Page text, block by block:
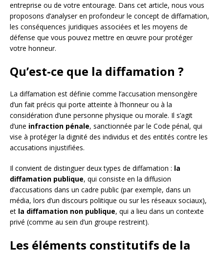
entreprise ou de votre entourage. Dans cet article, nous vous
proposons d’analyser en profondeur le concept de diffamation,
les conséquences juridiques associées et les moyens de
défense que vous pouvez mettre en œuvre pour protéger
votre honneur.
Qu’est-ce que la diffamation ?
La diffamation est définie comme l’accusation mensongère
d’un fait précis qui porte atteinte à l’honneur ou à la
considération d’une personne physique ou morale. Il s’agit
d’une infraction pénale, sanctionnée par le Code pénal, qui
vise à protéger la dignité des individus et des entités contre les
accusations injustifiées.
Il convient de distinguer deux types de diffamation : la
diffamation publique, qui consiste en la diffusion
d’accusations dans un cadre public (par exemple, dans un
média, lors d’un discours politique ou sur les réseaux sociaux),
et la diffamation non publique, qui a lieu dans un contexte
privé (comme au sein d’un groupe restreint).
Les éléments constitutifs de la